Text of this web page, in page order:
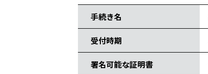
手続き名
受付時期
署名可能な証明書